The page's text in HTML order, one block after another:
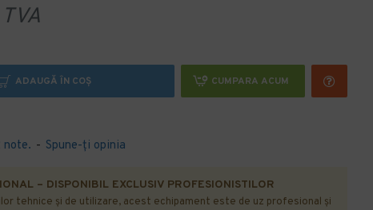
note. - Spune-ţi opinia
ADAUGĂ ÎN COŞ CUMPARA ACUM
– DISPONIBIL EXCLUSIV PROFESIONISTILOR
tehnice și de utilizare, acest echipament este de uz profesional și